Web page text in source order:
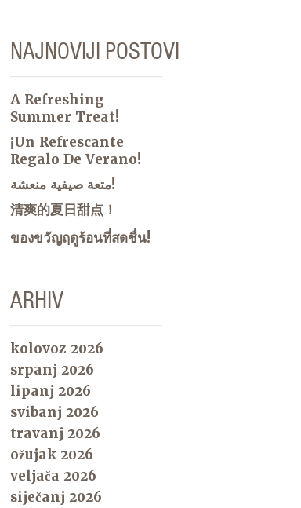
NAJNOVIJI POSTOVI
A Refreshing
Summer Treat!
¡Un Refrescante
Regalo De Verano!
متعة صيفية منعشة!
清爽的夏日甜点！
ของขวัญฤดูร้อนที่สดชื่น!
ARHIV
kolovoz 2026
srpanj 2026
lipanj 2026
svibanj 2026
travanj 2026
ožujak 2026
veljača 2026
siječanj 2026